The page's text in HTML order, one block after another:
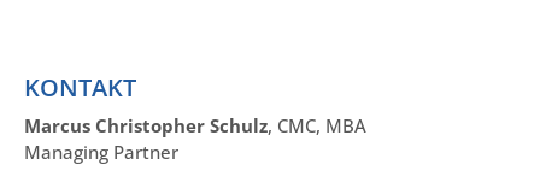
KONTAKT
Marcus Christopher Schulz, CMC, MBA
Managing Partner